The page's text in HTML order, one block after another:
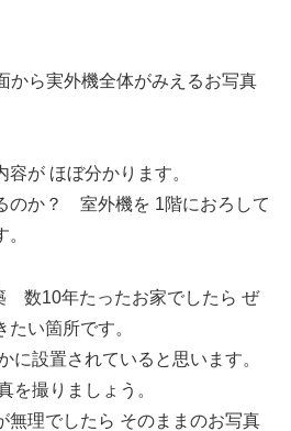
ら実外機全体がみえるお写真
が ほぼ分かります。
か？ 室外機を 1階におろして
10年たったお家でしたら ぜ
い箇所です。
設置されていると思います。
を撮りましょう。
理でしたら そのままのお写真